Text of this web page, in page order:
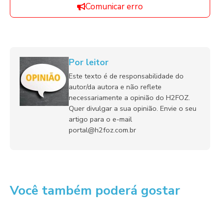
Comunicar erro
Por leitor
Este texto é de responsabilidade do
autor/da autora e não reflete
necessariamente a opinião do H2FOZ.
Quer divulgar a sua opinião. Envie o seu
artigo para o e-mail
portal@h2foz.com.br
Você também poderá gostar